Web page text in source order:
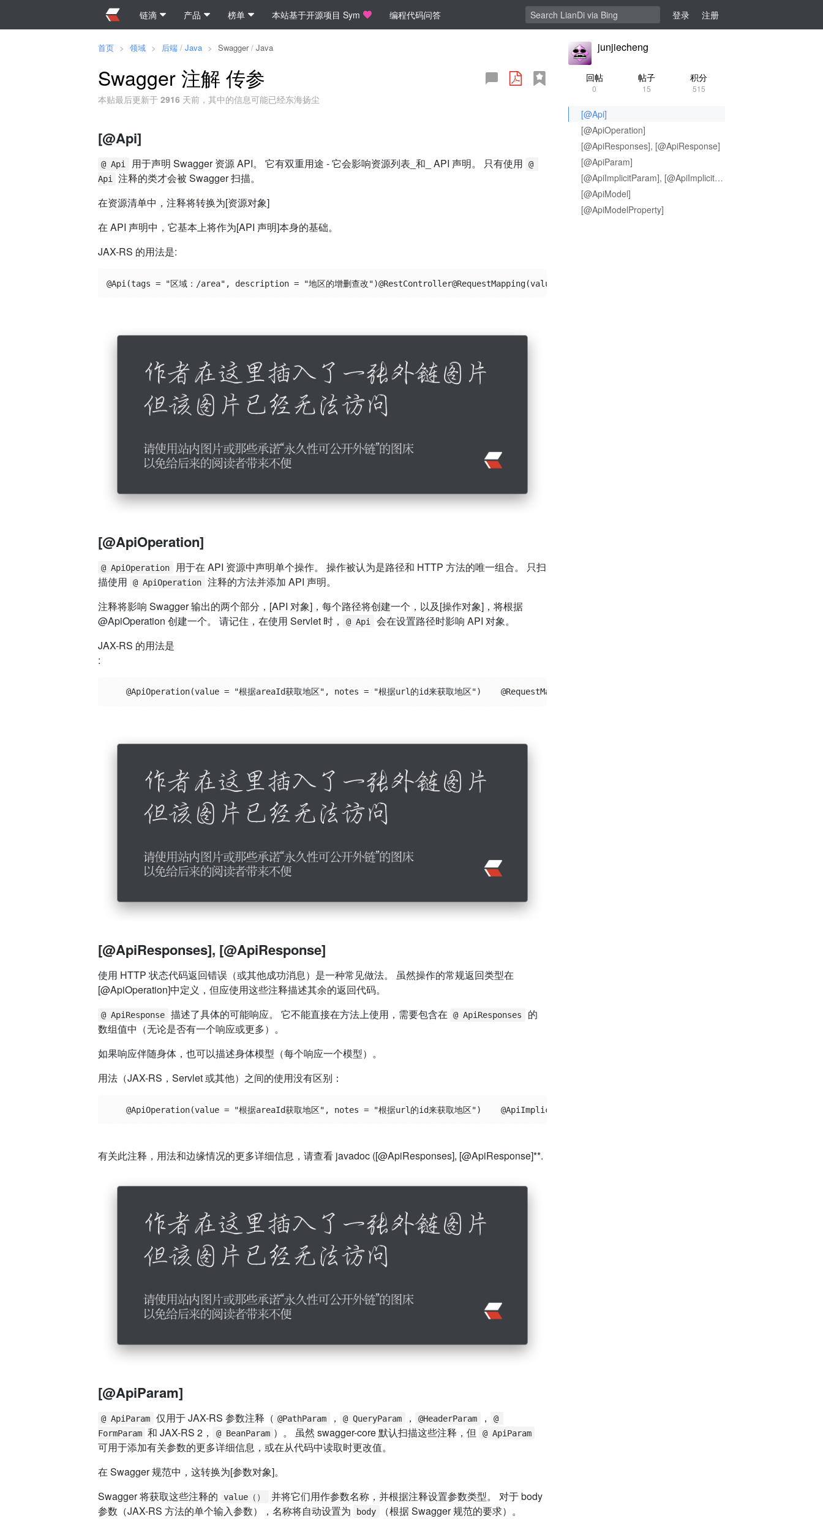
链滴 产品 榜单 本站基于开源项目 Sym 编程代码问答 登录 注册
首页 > 领域 > 后端 / Java > Swagger/ Java
Swagger 注解 传参
本贴最后更新于 2916 天前，其中的信息可能已经东海扬尘
[@Api]
@ Api 用于声明 Swagger 资源 API。 它有双重用途 - 它会影响资源列表_和_ API 声明。 只有使用
@
Api
注释的类才会被 Swagger 扫描。
在资源清单中，注释将转换为[资源对象]
在 API 声明中，它基本上将作为[API 声明]本身的基础。
JAX-RS 的用法是:
@Api(tags = "区域：/area", description = "地区的增删查改")@RestController@RequestMapping(value = "area", produces = {"application/
[@ApiOperation]
@ ApiOperation
用于在 API 资源中声明单个操作。 操作被认为是路径和 HTTP 方法的唯一组合。 只扫
描使用
@ ApiOperation
注释的方法并添加 API 声明。
注释将影响 Swagger 输出的两个部分，[API 对象]，每个路径将创建一个，以及[操作对象]，将根据
@ApiOperation 创建一个。 请记住，在使用 Servlet 时，
@ Api
会在设置路径时影响 API 对象。
JAX-RS 的用法是
:
@ApiOperation(value = "根据areaId获取地区", notes = "根据url的id来获取地区")    @RequestMapping(value = " {areaId}", method =
[@ApiResponses], [@ApiResponse]
使用 HTTP 状态代码返回错误（或其他成功消息）是一种常见做法。 虽然操作的常规返回类型在
[@ApiOperation]中定义，但应使用这些注释描述其余的返回代码。
@ ApiResponse 描述了具体的可能响应。 它不能直接在方法上使用，需要包含在 @ ApiResponses
的
数组值中（无论是否有一个响应或更多）。
如果响应伴随身体，也可以描述身体模型（每个响应一个模型）。
用法（JAX-RS，Servlet 或其他）之间的使用没有区别：
@ApiOperation(value = "根据areaId获取地区", notes = "根据url的id来获取地区")    @ApiImplicitParam(value = "地区id", name = "areaId",
有关此注释，用法和边缘情况的更多详细信息，请查看 javadoc ([@ApiResponses], [@ApiResponse]**.
[@ApiParam]
@ ApiParam 仅用于 JAX-RS 参数注释（ @PathParam ， @ QueryParam ， @HeaderParam ，
@
FormParam 和 JAX-RS 2， @ BeanParam ）。 虽然 swagger-core 默认扫描这些注释，但 @ ApiParam
可用于添加有关参数的更多详细信息，或在从代码中读取时更改值。
在 Swagger 规范中，这转换为[参数对象]。
Swagger 将获取这些注释的
value（）
并将它们用作参数名称，并根据注释设置参数类型。 对于 body
参数（JAX-RS 方法的单个输入参数），名称将自动设置为
body
（根据 Swagger 规范的要求）。
junjiecheng
回帖
0
帖子
15
积分
515
[@Api]
[@ApiOperation]
[@ApiResponses], [@ApiResponse]
[@ApiParam]
[@ApiImplicitParam], [@ApiImplicitParams]
[@ApiModel]
[@ApiModelProperty]